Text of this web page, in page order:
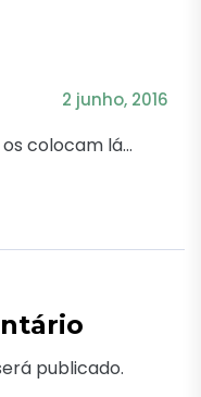
2 junho, 2016
colocam lá…
publicado.